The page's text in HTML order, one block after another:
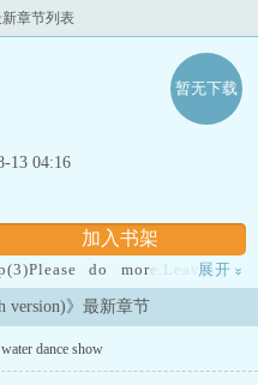
新章节列表
加入书架
暂无下载
13 04:16
do more.Leaving a
you for your
展开 »
version)》最新章节
water dance show